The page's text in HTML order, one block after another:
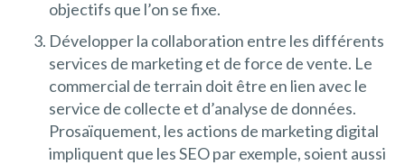
objectifs que l’on se fixe.
Développer la collaboration entre les différents
services de marketing et de force de vente. Le
commercial de terrain doit être en lien avec le
service de collecte et d’analyse de données.
Prosaïquement, les actions de marketing digital
impliquent que les SEO par exemple, soient aussi